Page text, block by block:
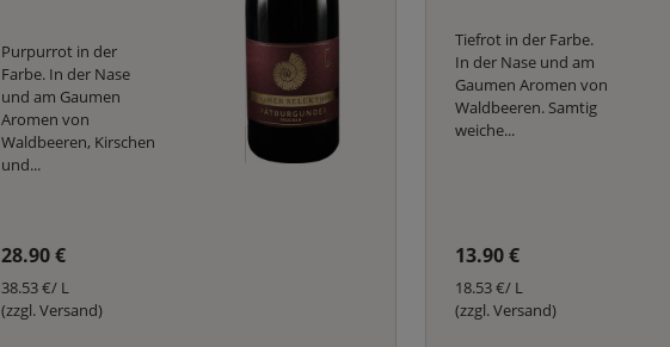
Purpurrot in der
Farbe. In der Nase
und am Gaumen
Aromen von
Waldbeeren, Kirschen
und...
28.90 €
38.53 €/ L
(zzgl. Versand)
Tiefrot in der Farbe.
In der Nase und am
Gaumen Aromen von
Waldbeeren. Samtig
weiche...
13.90 €
18.53 €/ L
(zzgl. Versand)